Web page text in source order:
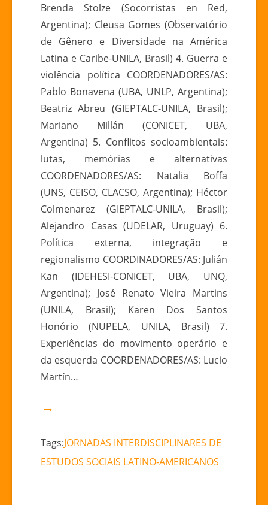
Brenda Stolze (Socorristas en Red,
Argentina); Cleusa Gomes (Observatório
de Gênero e Diversidade na América
Latina e Caribe-UNILA, Brasil) 4. Guerra e
violência política COORDENADORES/AS:
Pablo Bonavena (UBA, UNLP, Argentina);
Beatriz Abreu (GIEPTALC-UNILA, Brasil);
Mariano Millán (CONICET, UBA,
Argentina) 5. Conflitos socioambientais:
lutas, memórias e alternativas
COORDENADORES/AS: Natalia Boffa
(UNS, CEISO, CLACSO, Argentina); Héctor
Colmenarez (GIEPTALC-UNILA, Brasil);
Alejandro Casas (UDELAR, Uruguay) 6.
Política externa, integração e
regionalismo COORDINADORES/AS: Julián
Kan (IDEHESI-CONICET, UBA, UNQ,
Argentina); José Renato Vieira Martins
(UNILA, Brasil); Karen Dos Santos
Honório (NUPELA, UNILA, Brasil) 7.
Experiências do movimento operário e
da esquerda COORDENADORES/AS: Lucio
Martín…
Tags:JORNADAS INTERDISCIPLINARES DE
ESTUDOS SOCIAIS LATINO-AMERICANOS